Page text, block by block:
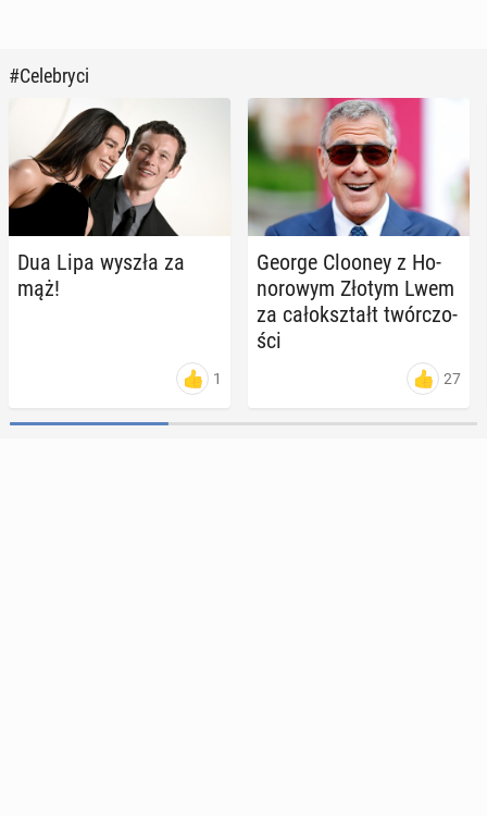
#Celebryci
Dua Lipa wyszła za
mąż!
1
George Clooney z Ho­
no­ro­wym Złotym Lwem
za ca­ło­kształt twór­czo­
ści
27